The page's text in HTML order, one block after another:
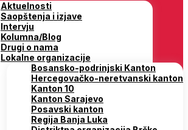
Aktuelnosti
Saopštenja i izjave
Intervju
Kolumna/Blog
Drugi o nama
Lokalne organizacije
Bosansko-podrinjski Kanton
Hercegovačko-neretvanski kanton
Kanton 10
Kanton Sarajevo
Posavski kanton
Regija Banja Luka